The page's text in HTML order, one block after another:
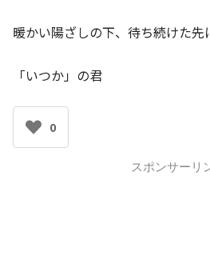
暖かい陽ざしの下、待ち続けた先
「いつか」の君
0
スポンサーリ